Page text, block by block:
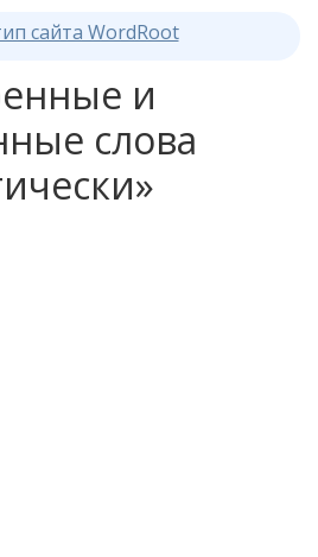
и
слова